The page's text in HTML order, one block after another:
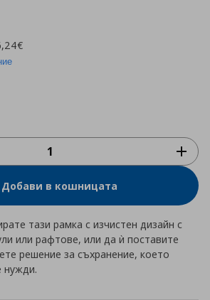
Добави в кошницата
тази рамка с изчистен дизайн с
или рафтове, или да ѝ поставите
решение за съхранение, което
нужди.